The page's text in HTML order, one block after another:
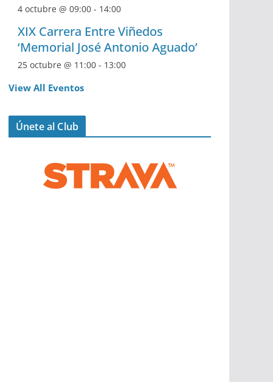
4 octubre @ 09:00 - 14:00
XIX Carrera Entre Viñedos
‘Memorial José Antonio Aguado’
25 octubre @ 11:00 - 13:00
View All Eventos
Únete al Club